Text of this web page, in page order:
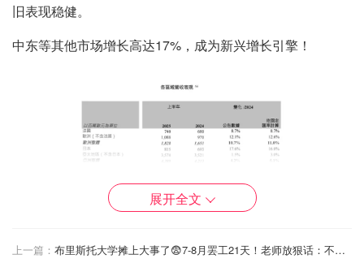
旧表现稳健。
中东等其他市场增长高达17%，成为新兴增长引擎！
展开全文
上一篇：
布里斯托大学摊上大事了😨7-8月罢工21天！老师放狠话：不撤裁员就罢工到开学